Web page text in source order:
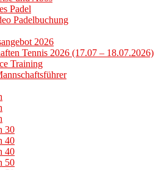
Padel
Padelbuchung
2026
Tennis 2026 (17.07 – 18.07.2026)
Training
30
40
40
50